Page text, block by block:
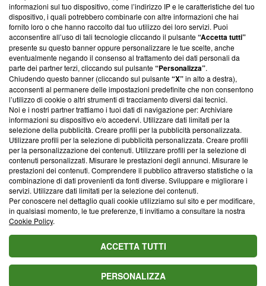
‘Trust Project - News with Integrity’Blasting News non è
ancora membro del programma, ma ha richiesto di farne
parte; Trust Project non ha ancora effettuato una verifica di
conformità agli standard.
Su di noi
Team editoriale
Corporate
Redazione
Informativa Privacy
Cookie Policy
Blasting SA, IDI CHE-247.845.224, Via Carlo Frasca, 3 - 6900
Lugano (Svizzera) Tel:+39 0690258937
© 2026 Blasting News
informazioni sul tuo dispositivo, come l’indirizzo IP e le caratteristiche del tuo
dispositivo, i quali potrebbero combinarle con altre informazioni che hai
fornito loro o che hanno raccolto dal tuo utilizzo dei loro servizi. Puoi
acconsentire all’uso di tali tecnologie cliccando il pulsante“Accetta tutti”
presente su questo banner oppure personalizzare le tue scelte, anche
eventualmente negando il consenso al trattamento dei dati personali da
parte dei partner terzi, cliccando sul pulsante“Personalizza”.
Chiudendo questo banner (cliccando sul pulsante“X”in alto a destra),
acconsenti al permanere delle impostazioni predefinite che non consentono
l’utilizzo di cookie o altri strumenti di tracciamento diversi dai tecnici.
Noi e i nostri partner trattiamo i tuoi dati di navigazione per: Archiviare
informazioni su dispositivo e/o accedervi. Utilizzare dati limitati per la
selezione della pubblicità. Creare profili per la pubblicità personalizzata.
Utilizzare profili per la selezione di pubblicità personalizzata. Creare profili
per la personalizzazione dei contenuti. Utilizzare profili per la selezione di
contenuti personalizzati. Misurare le prestazioni degli annunci. Misurare le
prestazioni dei contenuti. Comprendere il pubblico attraverso statistiche o la
combinazione di dati provenienti da fonti diverse. Sviluppare e migliorare i
servizi. Utilizzare dati limitati per la selezione dei contenuti.
Per conoscere nel dettaglio quali cookie utilizziamo sul sito e per modificare,
in qualsiasi momento, le tue preferenze, ti invitiamo a consultare la nostra
Cookie Policy.
ACCETTA TUTTI
PERSONALIZZA